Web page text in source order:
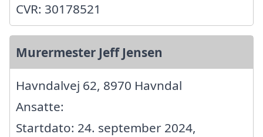
CVR: 30178521
Murermester Jeff Jensen
Havndalvej 62, 8970 Havndal
Ansatte:
Startdato: 24. september 2024,